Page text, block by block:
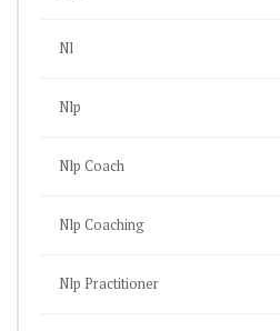
Nl
Nlp
Nlp Coach
Nlp Coaching
Nlp Practitioner